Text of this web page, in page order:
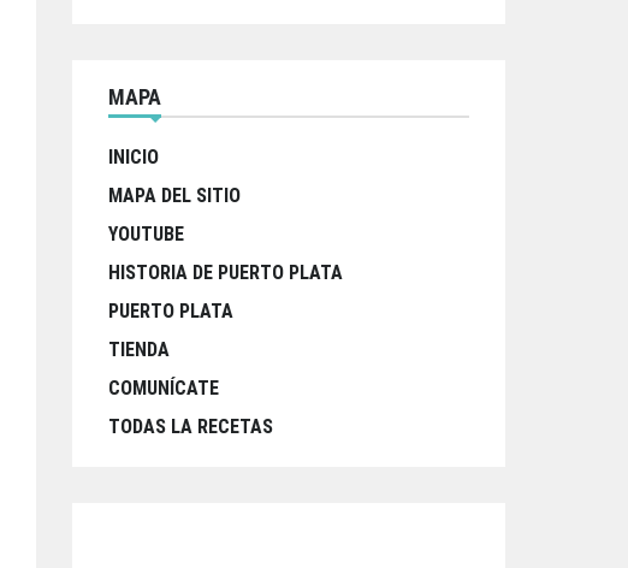
MAPA
INICIO
MAPA DEL SITIO
YOUTUBE
HISTORIA DE PUERTO PLATA
PUERTO PLATA
TIENDA
COMUNÍCATE
TODAS LA RECETAS